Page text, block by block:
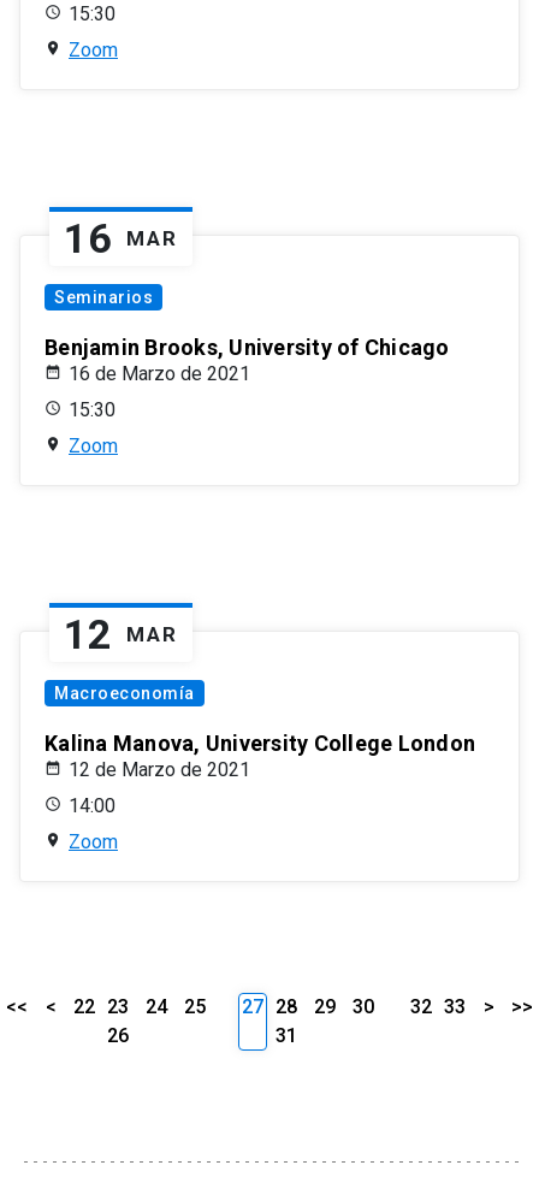
15:30
Zoom
16 MAR
Seminarios
Benjamin Brooks, University of Chicago
16 de Marzo de 2021
15:30
Zoom
12 MAR
Macroeconomía
Kalina Manova, University College London
12 de Marzo de 2021
14:00
Zoom
<< < 22 23 24
25
26
27 28 29
30
31
32 33 > >>